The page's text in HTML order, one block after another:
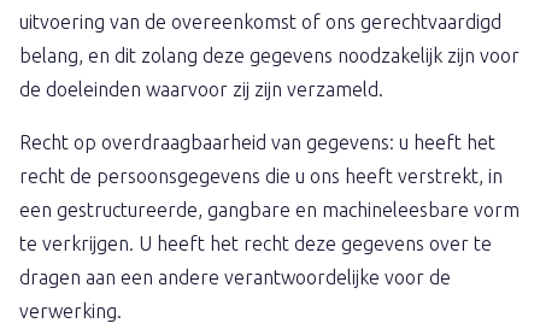
uitvoering van de overeenkomst of ons gerechtvaardigd
belang, en dit zolang deze gegevens noodzakelijk zijn voor
de doeleinden waarvoor zij zijn verzameld.
Recht op overdraagbaarheid van gegevens: u heeft het
recht de persoonsgegevens die u ons heeft verstrekt, in
een gestructureerde, gangbare en machineleesbare vorm
te verkrijgen. U heeft het recht deze gegevens over te
dragen aan een andere verantwoordelijke voor de
verwerking.